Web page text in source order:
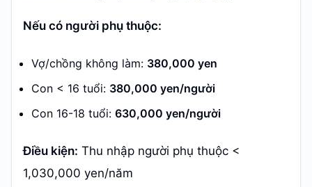
Nếu có người phụ thuộc:
Vợ/chồng không làm: 380,000 yen
Con < 16 tuổi: 380,000 yen/người
Con 16-18 tuổi: 630,000 yen/người
Điều kiện: Thu nhập người phụ thuộc <
1,030,000 yen/năm